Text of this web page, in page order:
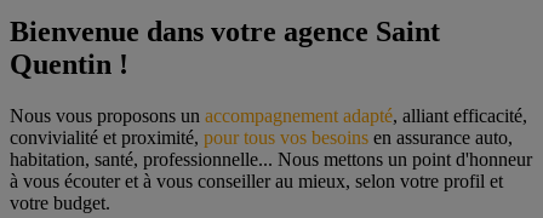
Bienvenue dans votre agence Saint
Quentin !
Nous vous proposons un accompagnement adapté, alliant efficacité,
convivialité et proximité, pour tous vos besoins en assurance auto,
habitation, santé, professionnelle... Nous mettons un point d'honneur
à vous écouter et à vous conseiller au mieux, selon votre profil et
votre budget.